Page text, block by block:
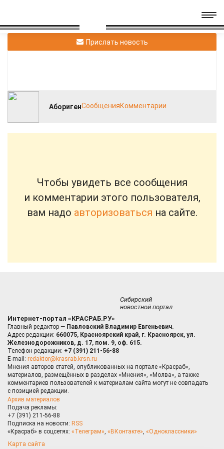
Прислать новость
АборигенСообщенияКомментарии
Чтобы увидеть все сообщения
и комментарии этого пользователя,
вам надо авторизоваться на сайте.
Сибирский
новостной портал
Интернет-портал «КРАСРАБ.РУ»
Главный редактор — Павловский Владимир Евгеньевич.
Адрес редакции: 660075, Красноярский край, г. Красноярск, ул.
Железнодорожников, д. 17, пом. 9, оф. 615.
Телефон редакции: +7 (391) 211-56-88
E-mail: redaktor@krasrab.krsn.ru
Мнения авторов статей, опубликованных на портале «Красраб»,
материалов, размещённых в разделах «Мнения», «Молва», а также
комментариев пользователей к материалам сайта могут не совпадать
с позицией редакции.
Архив материалов
Подача рекламы:
+7 (391) 211-56-88
Подписка на новости: RSS
«Красраб» в соцсетях: «Телеграм», «ВКонтакте», «Одноклассники»
Карта сайта